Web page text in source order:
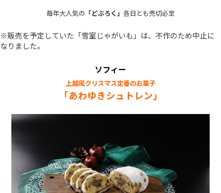
毎年大人気の 「どぶろく」 各日とも売切必至
※販売を予定していた「雪室じゃがいも」は、不作のため中止に
なりました。
ソフィー
上越風クリスマス定番のお菓子
「あわゆきシュトレン」